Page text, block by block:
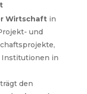
Wirtschaftin
und
Institutionen in
den